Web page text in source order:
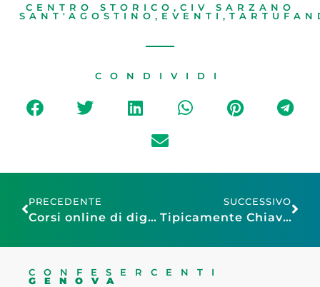
CENTRO STORICO , CIV SARZANO
SANT'AGOSTINO , EVENTI ,
CONDIVIDI
PRECEDENTE
Corsi online di digital marketing e AI per imprese e over 60 a cura di Cescot Confesercenti Genova
SUCCESSIVO
Tipicamente Chiavari e Piupaz Rock Show nel weekend a Chiavari
CONFESERCENTI
GENOVA